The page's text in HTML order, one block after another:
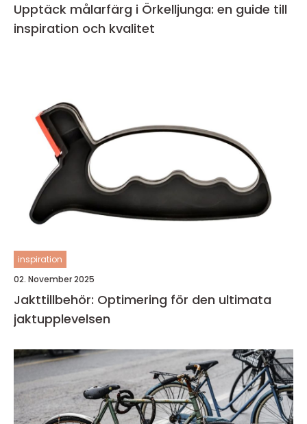
Upptäck målarfärg i Örkelljunga: en guide till
inspiration och kvalitet
inspiration
02. November 2025
Jakttillbehör: Optimering för den ultimata
jaktupplevelsen